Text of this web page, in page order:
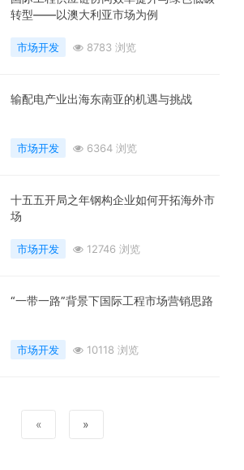
转型——以澳大利亚市场为例
市场开发 8783 浏览
输配电产业出海东南亚的机遇与挑战
市场开发 6364 浏览
十五五开局之年钢构企业如何开拓海外市
场
市场开发 12746 浏览
“一带一路”背景下国际工程市场营销思路
市场开发 10118 浏览
« »